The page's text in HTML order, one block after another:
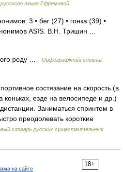
языка Ефремовой
3 • бег (27) • гонка (39) •
ASIS. В.Н. Тришин …
роду …
Орфографічний словник
состязание на скорость (в
коньках, езде на велосипеде и др.)
Заниматься спринтом в
преодолевать короткие
словарь русских существительных
18+
на сайте